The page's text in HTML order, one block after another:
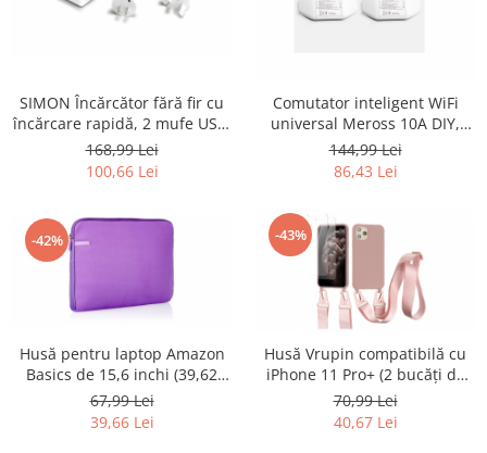
Servere, Componente & UPS
Accesorii antrenament
Accesorii Fitness
Accesorii sportive
Camping
Ciclism
Sporturi acvatice
Sporturi de interior
TV, Audio & Foto
Aparate Foto & Accesorii
Audio HI-FI & Profesionale
Camere video si sport
SIMON Încărcător fără fir cu
încărcare rapidă, 2 mufe USB,
alb - RESIGILAT
168,99 Lei
100,66 Lei
Comutator inteligent WiFi
universal Meross 10A DIY,
telecomandă, 4 bucati -
RESIGILAT
144,99 Lei
86,43 Lei
-42%
Husă pentru laptop Amazon
Basics de 15,6 inchi (39,62
cm), violet - RESIGILAT
67,99 Lei
39,66 Lei
-43%
Husă Vrupin compatibilă cu
iPhone 11 Pro+ (2 bucăți de
protecție pentru ecran) -
RESIGILAT
70,99 Lei
40,67 Lei